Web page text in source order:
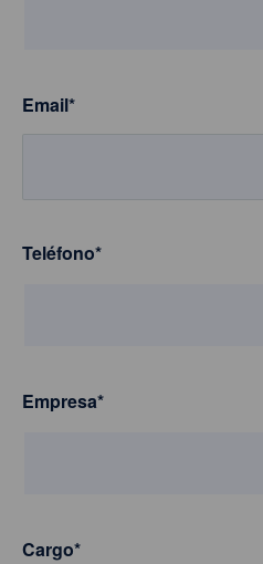
Email*
Teléfono*
Empresa*
Cargo*